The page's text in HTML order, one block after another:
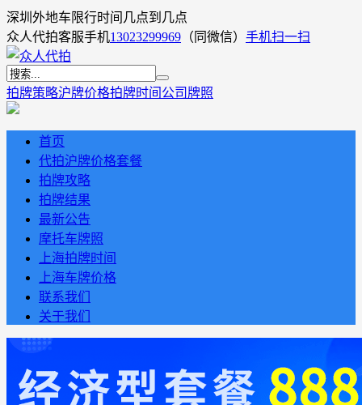
深圳外地车限行时间几点到几点
众人代拍客服手机13023299969 （同微信） 手机扫一扫
拍牌策略沪牌价格拍牌时间 公司牌照
首页
代拍沪牌价格套餐
拍牌攻略
拍牌结果
最新公告
摩托车牌照
上海拍牌时间
上海车牌价格
联系我们
关于我们